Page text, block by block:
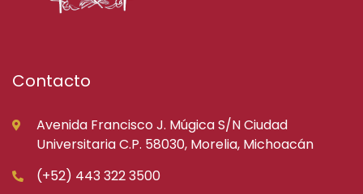
Contacto
Avenida Francisco J. Múgica S/N Ciudad
Universitaria C.P. 58030, Morelia, Michoacán
(+52) 443 322 3500